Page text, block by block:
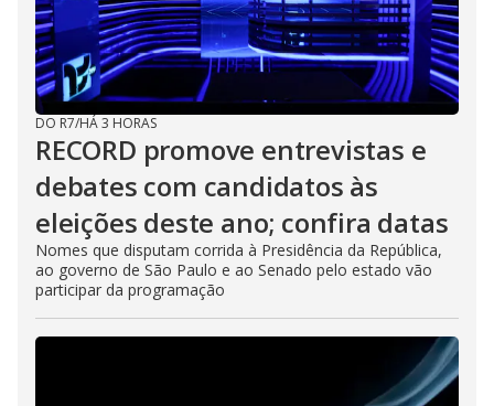
DO R7/HÁ 3 HORAS
RECORD promove entrevistas e
debates com candidatos às
eleições deste ano; confira datas
Nomes que disputam corrida à Presidência da República,
ao governo de São Paulo e ao Senado pelo estado vão
participar da programação